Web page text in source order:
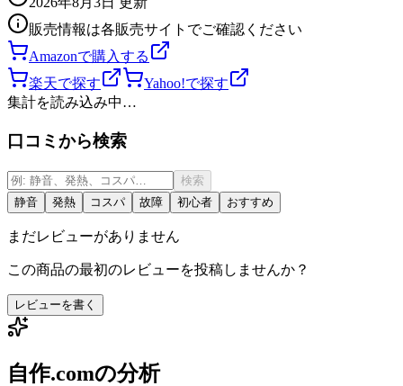
販売情報は各販売サイトでご確認ください
Amazonで購入する
楽天で探す
Yahoo!で探す
集計を読み込み中…
口コミから検索
検索
静音
発熱 コスパ 故障 初心者 おすすめ
まだレビューがありません
この商品の最初のレビューを投稿しませんか？
レビューを書く
自作.comの分析